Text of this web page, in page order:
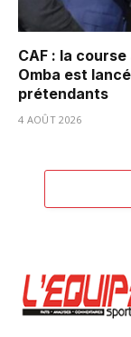
CAF : la
Omba est
prétendants
4 AOÛT 2026